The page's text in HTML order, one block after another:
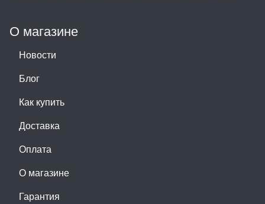
О магазине
Новости
Блог
Как купить
Доставка
Оплата
О магазине
Гарантия